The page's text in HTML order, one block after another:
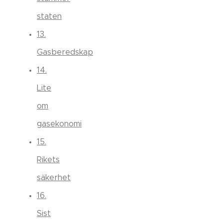
staten
13.
Gasberedskap
14.
Lite
om
gasekonomi
15.
Rikets
säkerhet
16.
Sist